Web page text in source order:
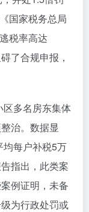
国家税务总局
税率高达
了合规申报，
区多名房东集体
治。数据显
每户补税5万
指出，此类案
例证明，未备
为行政处罚或